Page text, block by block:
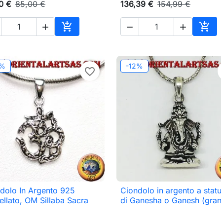
€ 85,00 €
 
Aggiungi al carrello
136,39 € 154,99 €
  
favorite_border
 Anteprima
In Argento 925
OM Sillaba Sacra
-12%
 Anteprima
Ciondolo in argento a
di Ganesha o Ganesh